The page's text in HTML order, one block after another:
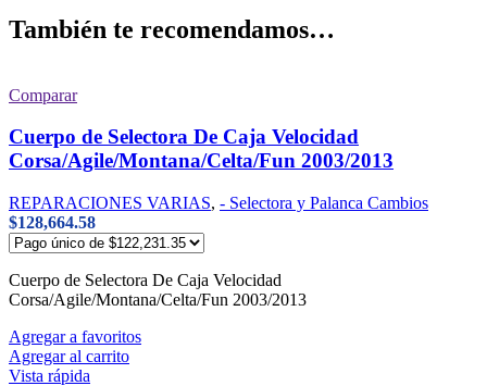
También te recomendamos…
Comparar
Cuerpo de Selectora De Caja Velocidad
Corsa/Agile/Montana/Celta/Fun 2003/2013
REPARACIONES VARIAS, - Selectora y Palanca Cambios
$128,664.58
Cuerpo de Selectora De Caja Velocidad
Corsa/Agile/Montana/Celta/Fun 2003/2013
Agregar a favoritos
Agregar al carrito
Vista rápida